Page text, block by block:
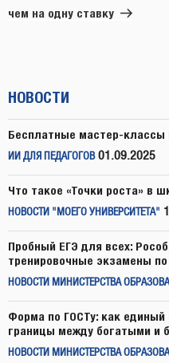
чем на одну ставку
НОВОСТИ
Бесплатные мастер-классы
ИИ ДЛЯ ПЕДАГОГОВ 01.09.2025
Что такое «Точки роста» в
НОВОСТИ "МОЕГО УНИВЕРСИТЕТА"
Пробный ЕГЭ для всех:
тренировочные экзамены
НОВОСТИ МИНИСТЕРСТВА
Форма по ГОСТу: как
границы между богатыми и
НОВОСТИ МИНИСТЕРСТВА